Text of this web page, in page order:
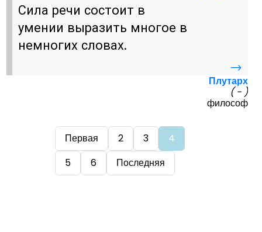
Сила речи состоит в
умении выразить многое в
немногих словах.
→
Плутарх
( - )
философ
Первая 2 3
4
5
6 Последняя